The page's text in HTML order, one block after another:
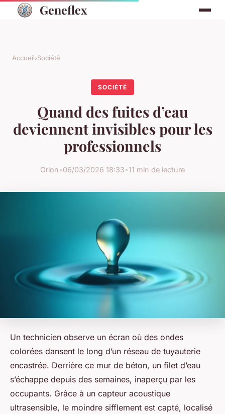
Geneflex
Accueil›Société
SOCIÉTÉ
Quand des fuites d’eau
deviennent invisibles pour les
professionnels
Orion•06/03/2026 18:33•11 min de lecture
Un technicien observe un écran où des ondes
colorées dansent le long d’un réseau de tuyauterie
encastrée. Derrière ce mur de béton, un filet d’eau
s’échappe depuis des semaines, inaperçu par les
occupants. Grâce à un capteur acoustique
ultrasensible, le moindre sifflement est capté, localisé